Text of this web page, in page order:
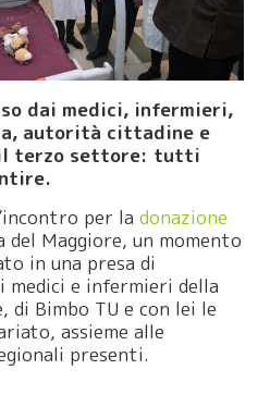
dai medici, infermieri,
autorità cittadine e
terzo settore: tutti
per ladonazione
del Maggiore, un momento
in una presa di
medici e infermieri della
di Bimbo TU e con lei le
assieme alle
presenti.